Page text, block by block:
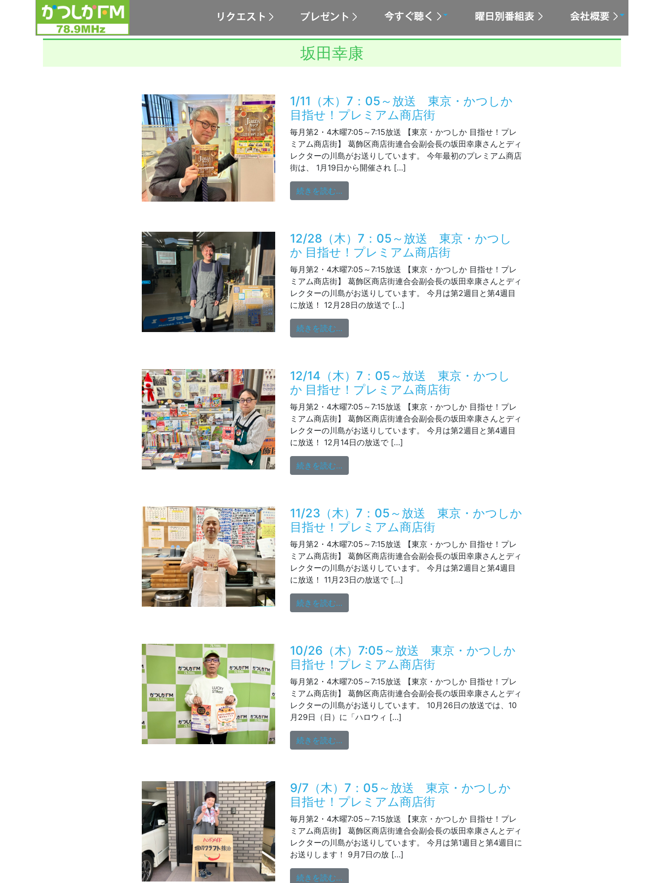
坂田幸康
1/11（木）7：05～放送 東京・かつしか
目指せ！プレミアム商店街
毎月第2・4木曜7:05～7:15放送 【東京・かつしか 目指せ！プレ
ミアム商店街】 葛飾区商店街連合会副会長の坂田幸康さんとディ
レクターの川島がお送りしています。 今年最初のプレミアム商店
街は、 1月19日から開催され […]
続きを読む…
12/28（木）7：05～放送 東京・かつし
か 目指せ！プレミアム商店街
毎月第2・4木曜7:05～7:15放送 【東京・かつしか 目指せ！プレ
ミアム商店街】 葛飾区商店街連合会副会長の坂田幸康さんとディ
レクターの川島がお送りしています。 今月は第2週目と第4週目
に放送！ 12月28日の放送で […]
続きを読む…
12/14（木）7：05～放送 東京・かつし
か 目指せ！プレミアム商店街
毎月第2・4木曜7:05～7:15放送 【東京・かつしか 目指せ！プレ
ミアム商店街】 葛飾区商店街連合会副会長の坂田幸康さんとディ
レクターの川島がお送りしています。 今月は第2週目と第4週目
に放送！ 12月14日の放送で […]
続きを読む…
11/23（木）7：05～放送 東京・かつしか
目指せ！プレミアム商店街
毎月第2・4木曜7:05～7:15放送 【東京・かつしか 目指せ！プレ
ミアム商店街】 葛飾区商店街連合会副会長の坂田幸康さんとディ
レクターの川島がお送りしています。 今月は第2週目と第4週目
に放送！ 11月23日の放送で […]
続きを読む…
10/26（木）7:05～放送 東京・かつしか
目指せ！プレミアム商店街
毎月第2・4木曜7:05～7:15放送 【東京・かつしか 目指せ！プレ
ミアム商店街】 葛飾区商店街連合会副会長の坂田幸康さんとディ
レクターの川島がお送りしています。 10月26日の放送では、10
月29日（日）に「ハロウィ […]
続きを読む…
9/7（木）7：05～放送 東京・かつしか
目指せ！プレミアム商店街
毎月第2・4木曜7:05～7:15放送 【東京・かつしか 目指せ！プレ
ミアム商店街】 葛飾区商店街連合会副会長の坂田幸康さんとディ
レクターの川島がお送りしています。 今月は第1週目と第4週目に
お送りします！ 9月7日の放 […]
続きを読む…